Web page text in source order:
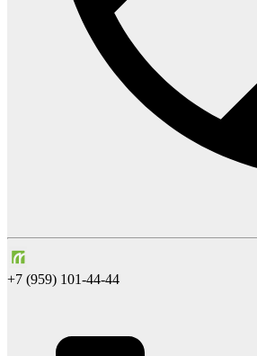
+7 (959) 101-44-44